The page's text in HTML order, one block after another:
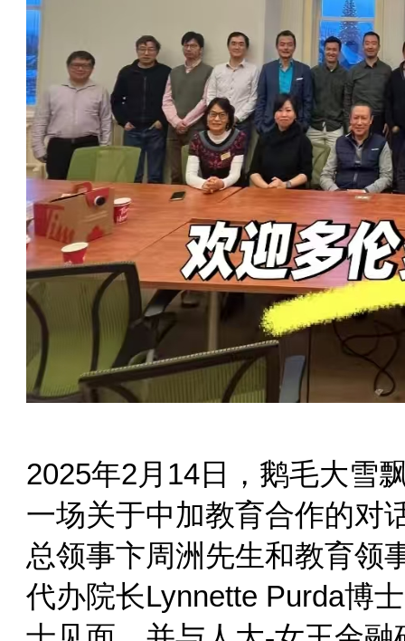
2025年2月14日，鹅毛大雪
一场关于中加教育合作的对
总领事卞周洲先生和教育领
代办院长Lynnette Purda博